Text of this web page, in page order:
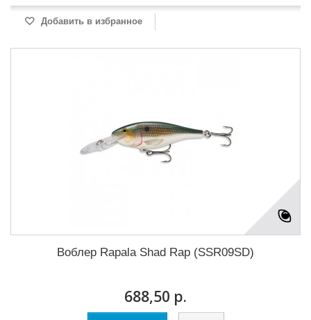
Добавить в избранное
Воблер Rapala Shad Rap (SSR09SD)
688,50 р.